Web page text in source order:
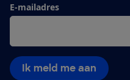
E-mailadres
Ik meld me aan